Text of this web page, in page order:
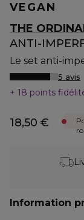
VEGAN
THE
ANTI-
Le set anti-
5 avis
18 points
18,50 €
Information